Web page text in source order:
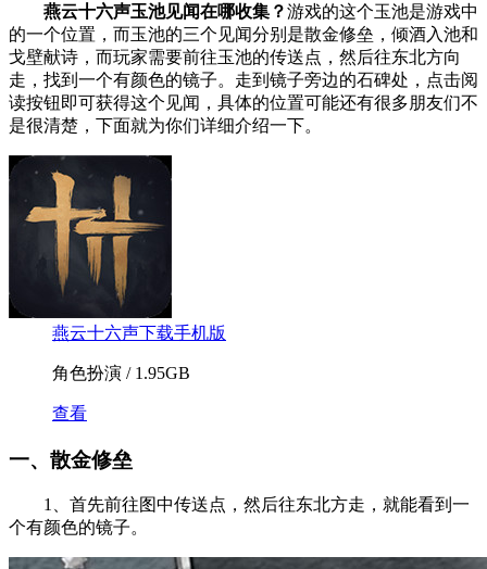
燕云十六声玉池见闻在哪收集？游戏的这个玉池是游戏中
的一个位置，而玉池的三个见闻分别是散金修垒，倾酒入池和
戈壁献诗，而玩家需要前往玉池的传送点，然后往东北方向
走，找到一个有颜色的镜子。走到镜子旁边的石碑处，点击阅
读按钮即可获得这个见闻‌，具体的位置可能还有很多朋友们不
是很清楚，下面就为你们详细介绍一下。
燕云十六声下载手机版
角色扮演 / 1.95GB
查看
一、散金修垒
1、首先前往图中传送点，然后往东北方走，就能看到一
个有颜色的镜子。